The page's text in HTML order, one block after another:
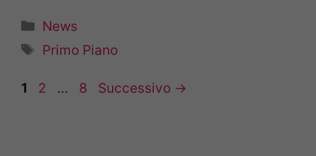
Categorie
News
Tag
Primo Piano
Pagina
1 Pagina
2 … Pagina
8 Successivo →